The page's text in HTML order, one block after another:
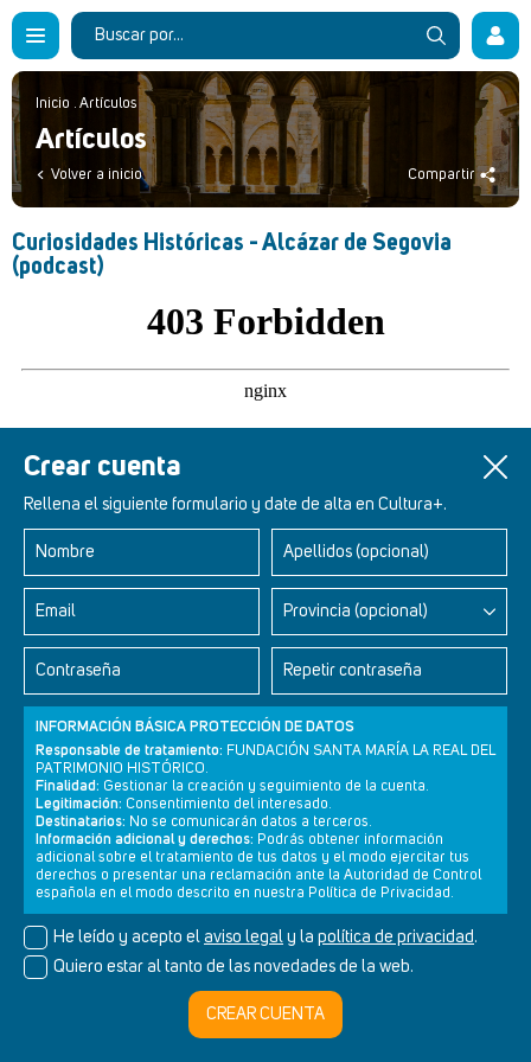
Crear cuenta
Rellena el siguiente formulario y date de alta en Cultura+.
Nombre Apellidos (opcional)
Email Provincia (opcional)
Contraseña Repetir contraseña
INFORMACIÓN BÁSICA PROTECCIÓN DE DATOS
Responsable de tratamiento: FUNDACIÓN SANTA MARÍA LA REAL DEL
PATRIMONIO HISTÓRICO.
Finalidad: Gestionar la creación y seguimiento de la cuenta.
Legitimación: Consentimiento del interesado.
Destinatarios: No se comunicarán datos a terceros.
Información adicional y derechos: Podrás obtener información
adicional sobre el tratamiento de tus datos y el modo ejercitar tus
derechos o presentar una reclamación ante la Autoridad de Control
española en el modo descrito en nuestra Política de Privacidad.
He leído y acepto el aviso legal y la política de privacidad.
Quiero estar al tanto de las novedades de la web.
CREAR CUENTA
Inicio . Artículos
Artículos
Volver a inicio Compartir
Curiosidades Históricas - Alcázar de Segovia
(podcast)
Un artículo de
Newsletter Aviso legal Política de privacidad